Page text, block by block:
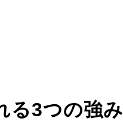
る3つの強み